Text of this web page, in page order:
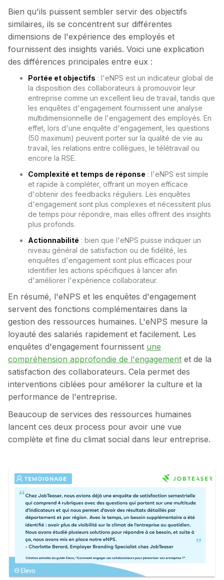
Bien qu'ils puissent sembler servir des objectifs
similaires, ils se concentrent sur différentes
dimensions de l'expérience des employés et
fournissent des insights variés. Voici une explication
des différences principales entre eux :
Portée et objectifs : l'eNPS est un indicateur global de
la disposition des collaborateurs à promouvoir leur
entreprise comme un excellent lieu de travail, tandis que
les enquêtes d'engagement fournissent une analyse
multidimensionnelle de l'engagement des employés. En
effet, lors d'une enquête d'engagement, les questions
(50 maximum) peuvent porter sur la qualité de vie au
travail, les relations entre collègues, le télétravail ou
encore la RSE.
Complexité et temps de réponse : l'eNPS est simple
et rapide à compléter, offrant un moyen efficace
d'obtenir des feedbacks réguliers. Les enquêtes
d'engagement sont plus complexes et nécessitent plus
de temps pour répondre, mais elles offrent des insights
plus profonds.
Actionnabilité : bien que l'eNPS puisse indiquer un
niveau général de satisfaction ou de fidélité, les
enquêtes d'engagement sont plus efficaces pour
identifier les actions spécifiques à lancer afin
d'améliorer l'expérience collaborateur.
En résumé, l'eNPS et les enquêtes d'engagement
servent des fonctions complémentaires dans la
gestion des ressources humaines. L'eNPS mesure la
loyauté des salariés rapidement et facilement. Les
enquêtes d'engagement fournissent une
compréhension approfondie de l'engagement et de la
satisfaction des collaborateurs. Cela permet des
interventions ciblées pour améliorer la culture et la
performance de l'entreprise.
Beaucoup de services des ressources humaines
lancent ces deux process pour avoir une vue
complète et fine du climat social dans leur entreprise.